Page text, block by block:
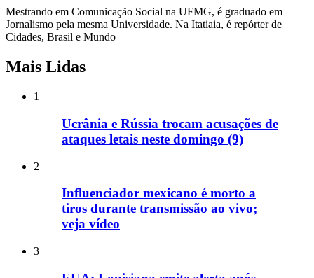
Mestrando em Comunicação Social na UFMG, é graduado em
Jornalismo pela mesma Universidade. Na Itatiaia, é repórter de
Cidades, Brasil e Mundo
Mais Lidas
1
Ucrânia e Rússia trocam acusações de
ataques letais neste domingo (9)
2
Influenciador mexicano é morto a
tiros durante transmissão ao vivo;
veja vídeo
3